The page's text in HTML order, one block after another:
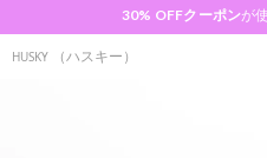
30% OFFクーポンが
HUSKY （ハスキー）